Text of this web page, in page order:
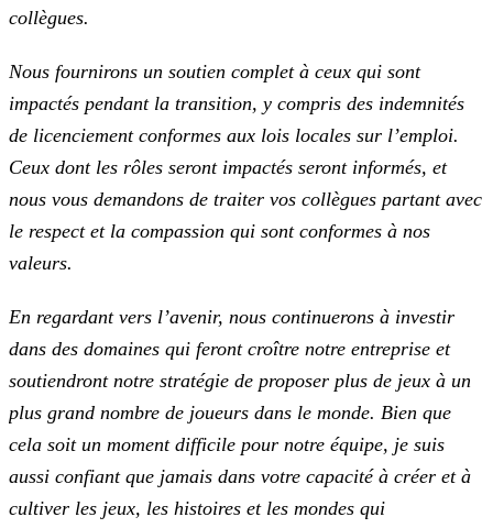
collègues.
Nous fournirons un soutien complet à ceux qui sont
impactés pendant la transition, y compris des indemnités
de licenciement conformes aux lois locales sur l’emploi.
Ceux dont les rôles serontimpactés seront informés, et
nous vous demandons de traiter vos collègues partant avec
le respect et la compassion qui sont conformes à nos
valeurs.
En regardant vers l’avenir, nous continuerons à investir
dans des domaines qui feront croître notre entreprise et
soutiendront notre stratégie de proposer plus de jeux à un
plus grand nombre de joueurs dans le monde. Bien que
cela soit un moment difficile pour notre équipe, je suis
aussi confiant que jamais dans votre capacité à créer et à
cultiver les jeux, les histoires et les mondes qui